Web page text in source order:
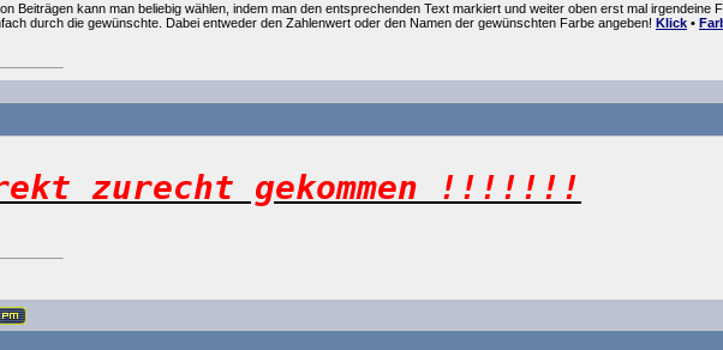
Beiträgen kann man beliebig wählen, indem man den entsprechenden Text markiert und weiter oben erst mal irgendeine
durch die gewünschte. Dabei entweder den Zahlenwert oder den Namen der gewünschten Farbe angeben! Klick •
zurecht gekommen !!!!!!!